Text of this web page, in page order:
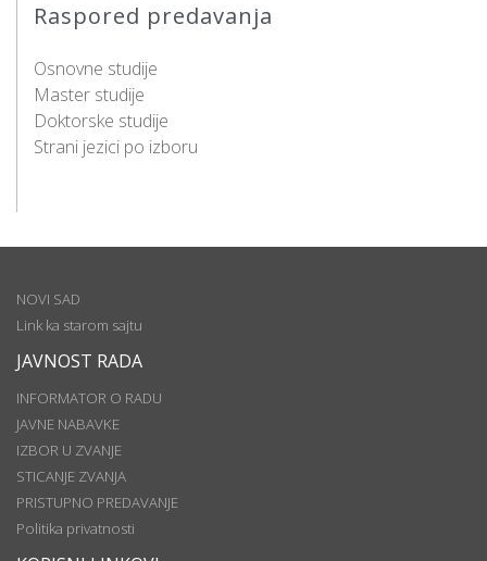
Raspored predavanja
Osnovne studije
Master studije
Doktorske studije
Strani jezici po izboru
NOVI SAD
Link ka starom sajtu
JAVNOST RADA
INFORMATOR O RADU
JAVNE NABAVKE
IZBOR U ZVANJE
STICANJE ZVANJA
PRISTUPNO PREDAVANJE
Politika privatnosti